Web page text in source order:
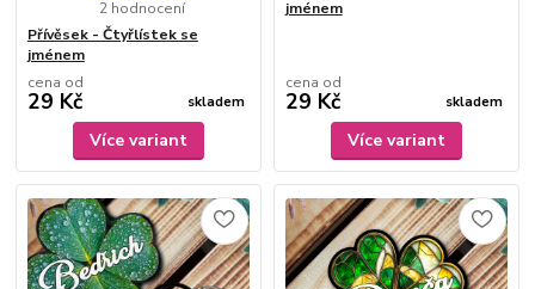
2 hodnocení
Přívěsek - Čtyřlístek se
jménem
cena od
29 Kč skladem
Více variant
jménem
cena od
29 Kč skladem
Více variant